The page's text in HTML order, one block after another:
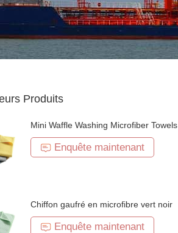
Produits
Mini Waffle Washing Microfiber Towels
Enquête maintenant
Chiffon gaufré en microfibre vert noir
Enquête maintenant